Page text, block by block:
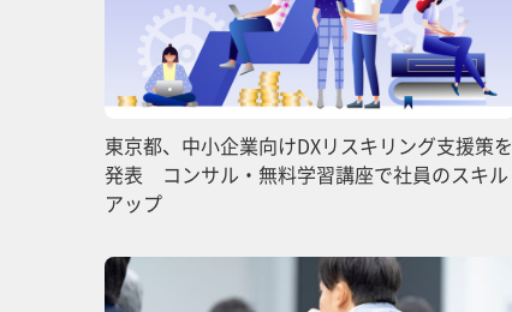
東京都、中小企業向けDXリスキリング支援策を
発表 コンサル・無料学習講座で社員のスキル
アップ